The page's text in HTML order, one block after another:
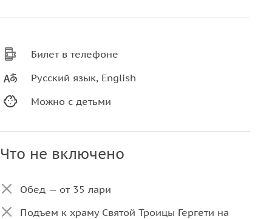
Билет в телефоне
Русский язык, English
Можно с детьми
Что не включено
Обед — от 35 лари
Подъем к храму Святой Троицы Гергети на